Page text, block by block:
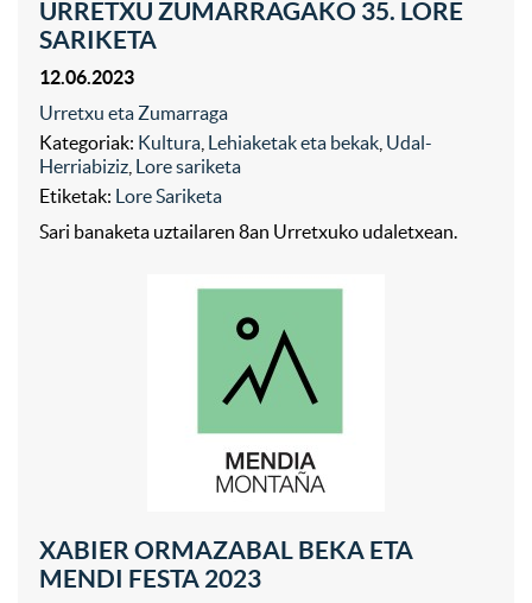
URRETXU ZUMARRAGAKO 35. LORE
SARIKETA
12.06.2023
Urretxu eta Zumarraga
Kategoriak: Kultura Lehiaketak eta bekak Udal-
Herriabiziz Lore sariketa
Etiketak: Lore Sariketa
Sari banaketa uztailaren 8an Urretxuko udaletxean.
XABIER ORMAZABAL BEKA ETA
MENDI FESTA 2023